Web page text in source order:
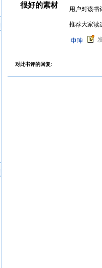
很好的素材 用户对该书
推荐大家读
申珅
对此书评的回复: